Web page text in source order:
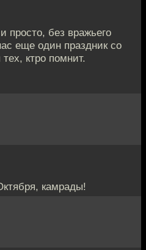
просто, без вражьего
еще один праздник со
ктро помнит.
камрады!